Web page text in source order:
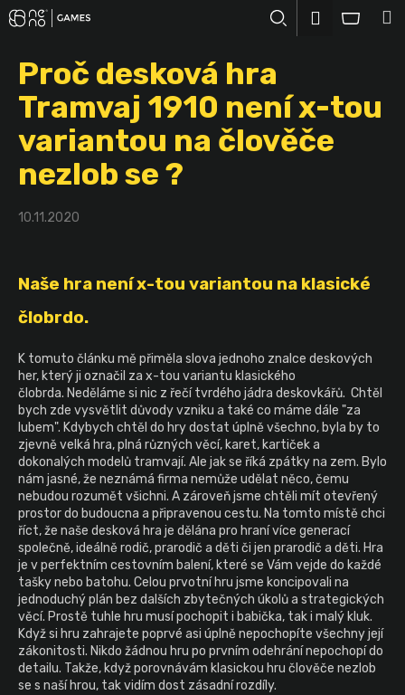
Přejít
na
Hledat
Přihlášení
Proč desková hra
Tramvaj 1910 není x-tou
variantou na člověče
nezlob se ?
10.11.2020
Naše hra není x-tou variantou na klasické
člobrdo.
K tomuto článku mě přiměla slova jednoho znalce deskových
her, který ji označil za x-tou variantu klasického
člobrda. Neděláme si nic z řečí tvrdého jádra deskovkářů. Chtěl
bych zde vysvětlit důvody vzniku a také co máme dále "za
lubem". Kdybych chtěl do hry dostat úplně všechno, byla by to
zjevně velká hra, plná různých věcí, karet, kartiček a
dokonalých modelů tramvají. Ale jak se říká zpátky na zem. Bylo
nám jasné, že neznámá firma nemůže udělat něco, čemu
nebudou rozumět všichni. A zároveň jsme chtěli mít otevřený
prostor do budoucna a připravenou cestu. Na tomto místě chci
říct, že naše desková hra je dělána pro hraní více generací
společně, ideálně rodič, prarodič a děti či jen prarodič a děti. Hra
je v perfektním cestovním balení, které se Vám vejde do každé
tašky nebo batohu. Celou prvotní hru jsme koncipovali na
jednoduchý plán bez dalších zbytečných úkolů a strategických
věcí. Prostě tuhle hru musí pochopit i babička, tak i malý kluk.
Když si hru zahrajete poprvé asi úplně nepochopíte všechny její
zákonitosti. Nikdo žádnou hru po prvním odehrání nepochopí do
detailu. Takže, když porovnávám klasickou hru člověče nezlob
se s naší hrou, tak vidím dost zásadní rozdíly.
K
o
C
o
p
o
ř
u
j
t
e
n
a
j
í
t
?
HLEDAT